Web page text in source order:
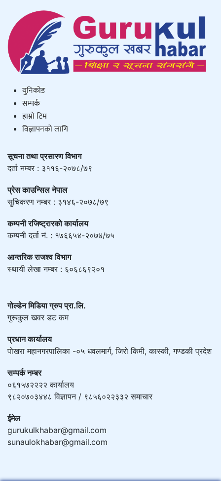
युनिकाेड
सम्पर्क
हाम्राे टिम
विज्ञापनको लागि
सूचना तथा प्रसारण विभाग
दर्ता नम्बर : ३११६-२०७८/७९
प्रेस काउन्सिल नेपाल
सुचिकरण नम्बर : ३१४६-२०७८/७९
कम्पनी रजिष्ट्रारको कार्यालय
कम्पनी दर्ता नं. : १७६६५४-२०७४/७५
आन्तरिक राजश्व विभाग
स्थायी लेखा नम्बर : ६०६८६९२०१
गोल्डेन मिडिया ग्रुप प्रा.लि.
गुरूकुल खवर डट कम
प्रधान कार्यालय
पोखरा महानगरपालिका -०५ धवलमार्ग, जिरो किमी, कास्की, गण्डकी प्रदेश
सम्पर्क नम्बर
०६१५७२२२२ कार्यालय
९८२०७०३४४८ विज्ञापन / ९८५६०२२३३२ समाचार
ईमेल
gurukulkhabar@gmail.com
sunaulokhabar@gmail.com